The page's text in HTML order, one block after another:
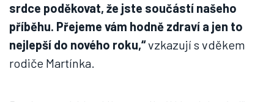
srdce poděkovat, že jste součástí našeho
příběhu. Přejeme vám hodně zdraví a jen to
nejlepší do nového roku,“vzkazují s vděkem
rodiče Martínka.